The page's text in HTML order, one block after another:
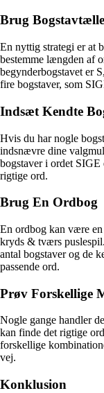
Brug
En nyttig strategi er at
bestemme længden af
begynderbogstavet er
fire bogstaver, som
Indsæt Kendte
Hvis du har nogle
indsnævre dine
bogstaver i ordet
rigtige ord.
Brug En Ordbog
En ordbog kan være
kryds & tværs
antal bogstaver og de
passende ord.
Prøv Forskellige
Nogle gange handler
kan finde det rigtige
forskellige
vej.
Konklusion